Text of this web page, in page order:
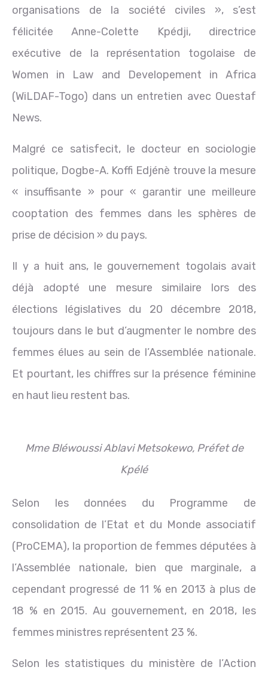
organisations de la société civiles », s’est
félicitée Anne-Colette Kpédji, directrice
exécutive de la représentation togolaise de
Women in Law and Developement in Africa
(WiLDAF-Togo) dans un entretien avec Ouestaf
News.
Malgré ce satisfecit, le docteur en sociologie
politique, Dogbe-A. Koffi Edjénè trouve la mesure
« insuffisante » pour « garantir une meilleure
cooptation des femmes dans les sphères de
prise de décision » du pays.
Il y a huit ans, le gouvernement togolais avait
déjà adopté une mesure similaire lors des
élections législatives du 20 décembre 2018,
toujours dans le but d’augmenter le nombre des
femmes élues au sein de l’Assemblée nationale.
Et pourtant, les chiffres sur la présence féminine
en haut lieu restent bas.
Mme Bléwoussi Ablavi Metsokewo, Préfet de
Kpélé
Selon les données du Programme de
consolidation de l’Etat et du Monde associatif
(ProCEMA), la proportion de femmes députées à
l’Assemblée nationale, bien que marginale, a
cependant progressé de 11 % en 2013 à plus de
18 % en 2015. Au gouvernement, en 2018, les
femmes ministres représentent 23 %.
Selon les statistiques du ministère de l’Action